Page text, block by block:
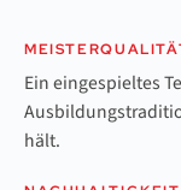
Ein eingespieltes
hält.